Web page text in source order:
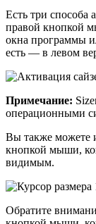
Есть три способа
правой кнопкой
окна программы
есть — в левом
Примечание:
операционными
Вы также можете
кнопкой мыши,
видимым.
Обратите